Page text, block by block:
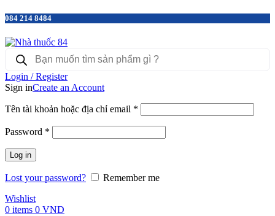
084 214 8484
Products
search
Login / Register
Sign inCreate an Account
Tên tài khoản hoặc địa chỉ email *
Password *
Log in
Lost your password?
Remember me
Wishlist
0 items 0 VND